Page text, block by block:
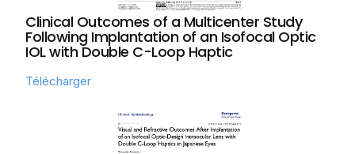
Clinical Outcomes of a Multicenter Study
Following Implantation of an Isofocal Optic
IOL with Double C-Loop Haptic
Télécharger